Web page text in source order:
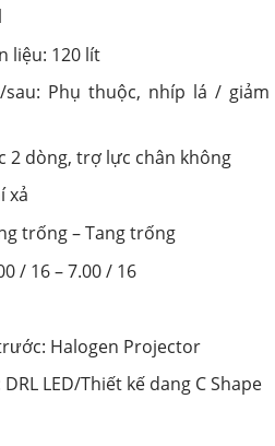
liệu: 120 lít
Phụ thuộc, nhíp lá / giảm
2 dòng, trợ lực chân không
xả
trống – Tang trống
/ 16 – 7.00 / 16
Halogen Projector
LED/Thiết kế dang C Shape